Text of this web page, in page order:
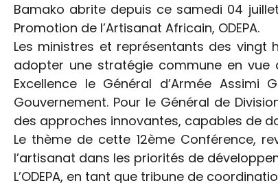
Bamako abrite depuis ce samedi 04
Promotion de l’Artisanat Africain, ODEPA.
Les ministres et représentants des vingt
adopter une stratégie commune en vue
Excellence le Général d’Armée
Gouvernement. Pour le Général de
des approches innovantes, capables de
Le thème de cette 12ème Conférence,
l’artisanat dans les priorités de
L’ODEPA, en tant que tribune de